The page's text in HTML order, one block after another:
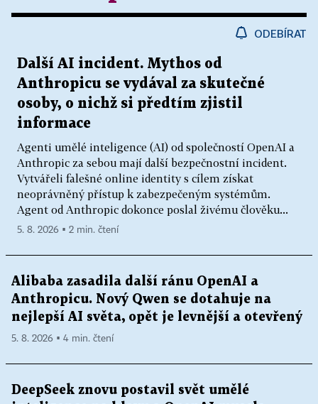
ODEBÍRAT
Další AI incident. Mythos od
Anthropicu se vydával za skutečné
osoby, o nichž si předtím zjistil
informace
Agenti umělé inteligence (AI) od společností OpenAI a
Anthropic za sebou mají další bezpečnostní incident.
Vytvářeli falešné online identity s cílem získat
neoprávněný přístup k zabezpečeným systémům.
Agent od Anthropic dokonce poslal živému člověku...
5. 8. 2026 ▪ 2 min. čtení
Alibaba zasadila další ránu OpenAI a
Anthropicu. Nový Qwen se dotahuje na
nejlepší AI světa, opět je levnější a otevřený
5. 8. 2026 ▪ 4 min. čtení
DeepSeek znovu postavil svět umělé